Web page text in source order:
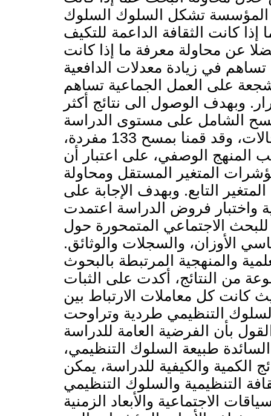
المؤسسة تشكل السلوك السلوك
كانت الثقافة الداعمة للتكيف
عن محاولة معرفة ما إذا كانت
تساهم في زيادة معدلات الدافعية
على العمل الجماعية تساهم
وبهدف الوصول الى نتائج أكثر
الشامل على مستوى الدراسة
الميدانية بهدف الوقوف على جميع الحالات، وقد قمنا بمسح 133 مفردة،
المنهج الوصفي، على اعتبار أن
المتغير المستقل ومحاولة
التابع. وبهدف الإجابة على
واختبار فروض الدراسة اعتمدت
للبحث الاجتماعي المتمحورة حول
الأوزان، والسجلات والوثائق.
والمنهجية المرتبطة بالبحوث
من النتائج، أكدت على الثبات
كانت كل معاملات الارتباط بين
السلوك التنظيمي طردية وتراوحت
يمكن القول بأن الفرضية العامة للدراسة
طبيعة السلوك التنظيمي،
الكمية والكيفية للدراسة، يمكن
التنظيمية والسلوك التنظيمي
الاجتماعية والأبعاد الزمنية